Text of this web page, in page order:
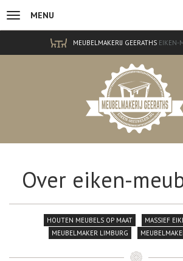
Overslaan en naar de inhoud gaan
MEUBELMAKERIJ GEERATHS EIKEN-
MENU
Over eiken-
HOUTEN MEUBELS OP MAAT
MASSIEF
MEUBELMAKER LIMBURG